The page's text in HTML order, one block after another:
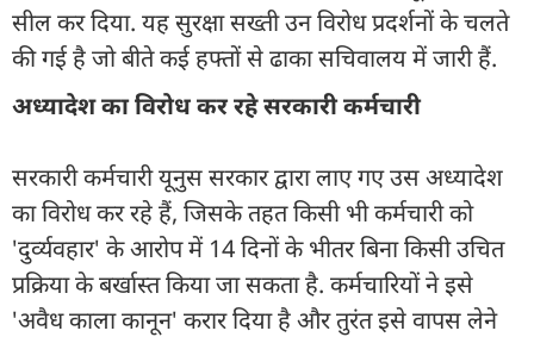
सील कर दिया. यह सुरक्षा सख्ती उन विरोध प्रदर्शनों के चलते
की गई है जो बीते कई हफ्तों से ढाका सचिवालय में जारी हैं.
अध्यादेश का विरोध कर रहे सरकारी कर्मचारी
सरकारी कर्मचारी यूनुस सरकार द्वारा लाए गए उस अध्यादेश
का विरोध कर रहे हैं, जिसके तहत किसी भी कर्मचारी को
'दुर्व्यवहार' के आरोप में 14 दिनों के भीतर बिना किसी उचित
प्रक्रिया के बर्खास्त किया जा सकता है. कर्मचारियों ने इसे
'अवैध काला कानून' करार दिया है और तुरंत इसे वापस लेने